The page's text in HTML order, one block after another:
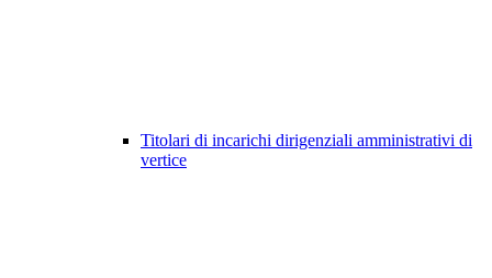
Titolari di incarichi dirigenziali amministrativi di
vertice